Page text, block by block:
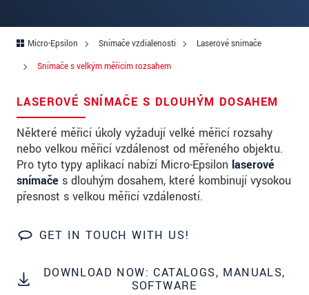
Micro-Epsilon Snímače vzdialenosti
Laserové snímače
Snímače s velkým měřícím rozsahem
LASEROVÉ SNÍMAČE S DLOUHÝM DOSAHEM
Některé měřicí úkoly vyžadují velké měřicí rozsahy
nebo velkou měřicí vzdálenost od měřeného objektu.
Pro tyto typy aplikací nabízí Micro-Epsilon laserové
snímače s dlouhým dosahem, které kombinují vysokou
přesnost s velkou měřicí vzdáleností.
GET IN TOUCH WITH US!
DOWNLOAD NOW: CATALOGS, MANUALS,
SOFTWARE
PSČ
Mesto*
*
Telefon
E-Mail*
Vaša správa*